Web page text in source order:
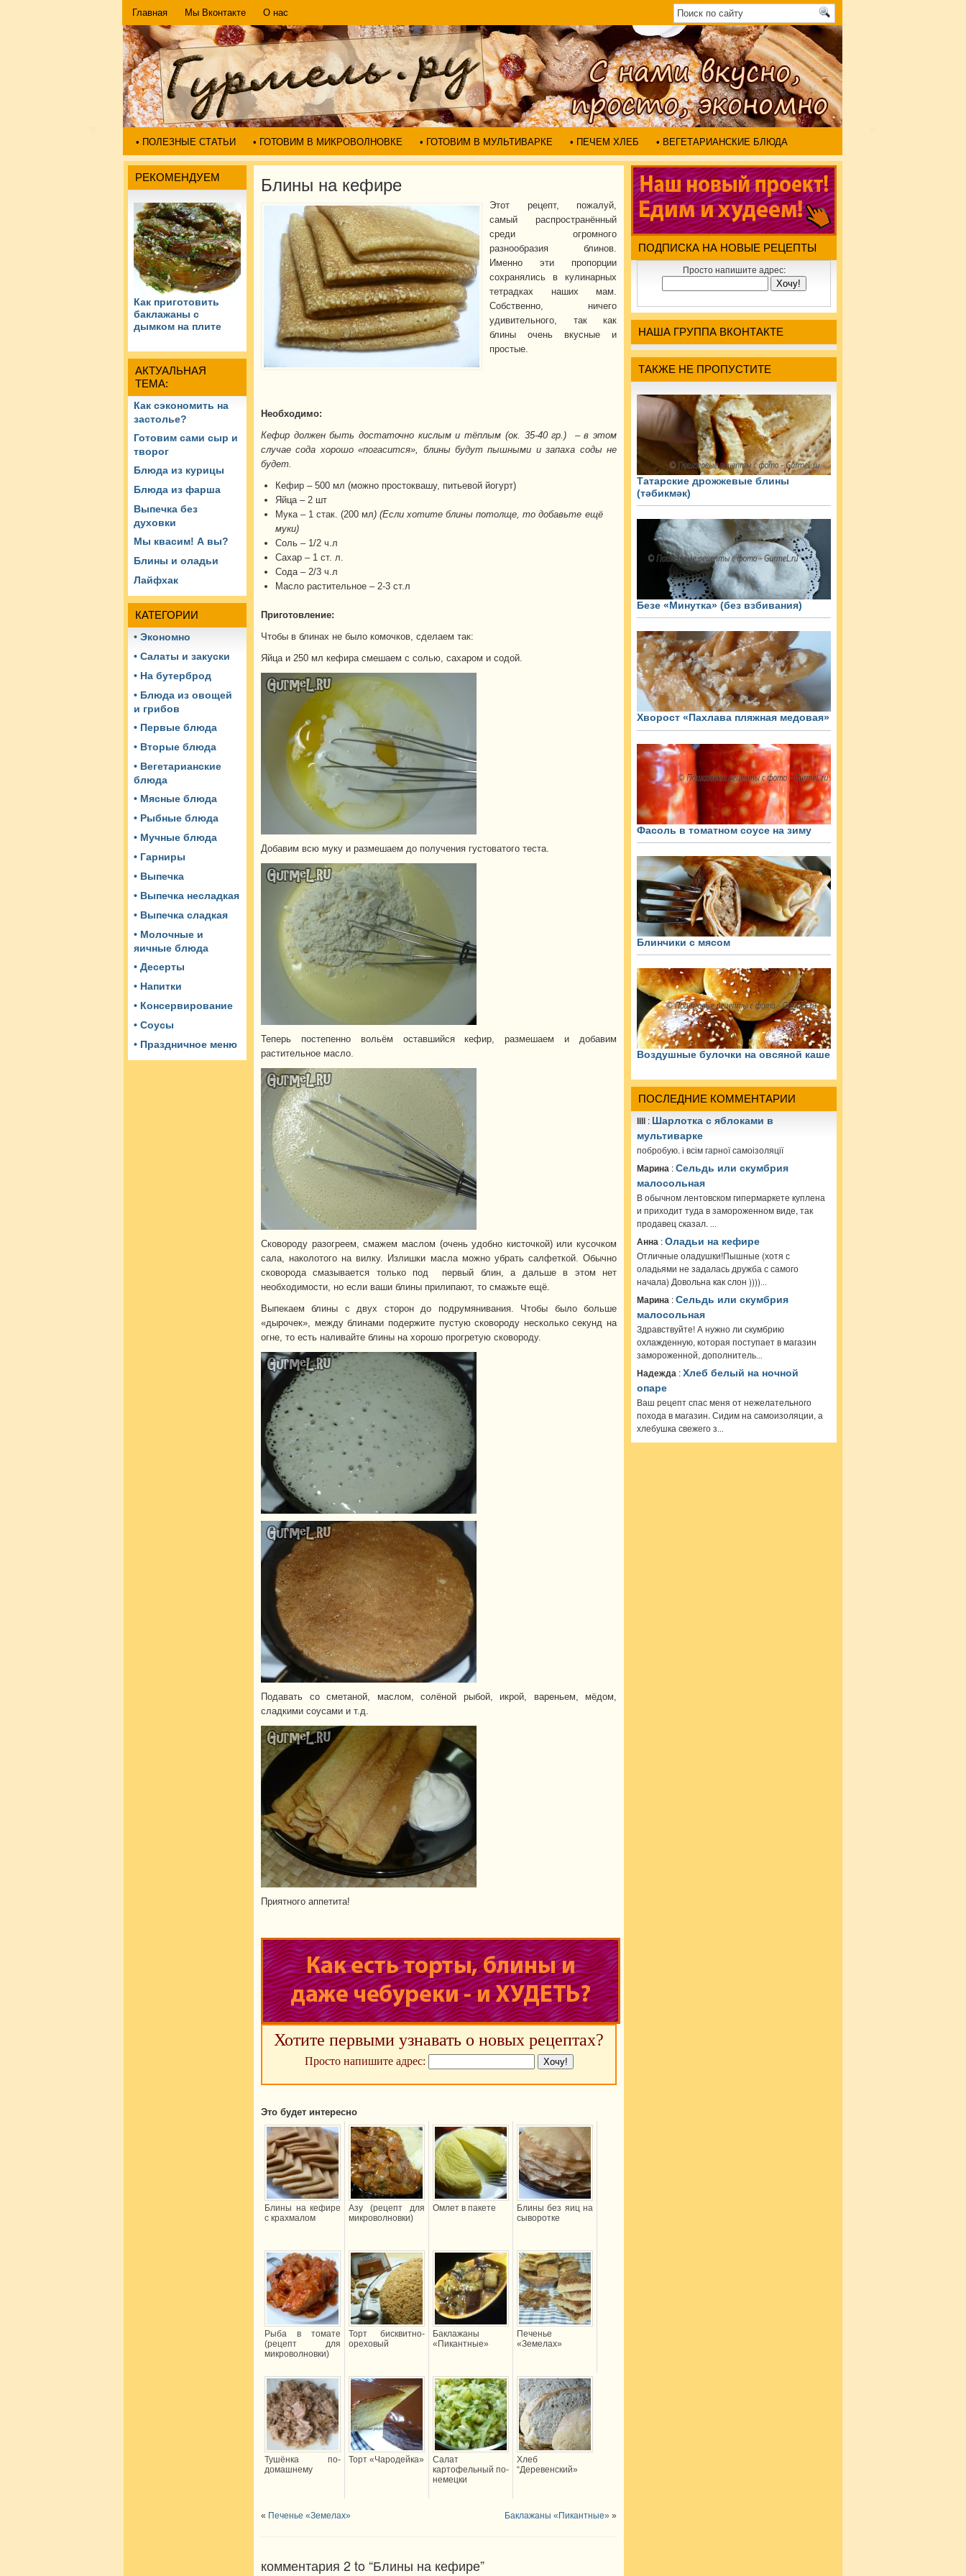
Главная Мы Вконтакте О нас
• ПОЛЕЗНЫЕ СТАТЬИ • ГОТОВИМ В МИКРОВОЛНОВКЕ • ГОТОВИМ В МУЛЬТИВАРКЕ • ПЕЧЕМ ХЛЕБ • ВЕГЕТАРИАНСКИЕ БЛЮДА
РЕКОМЕНДУЕМ
Как приготовить
баклажаны с
дымком на плите
АКТУАЛЬНАЯ
ТЕМА:
Как сэкономить на
застолье?
Готовим сами сыр и
творог
Блюда из курицы
Блюда из фарша
Выпечка без
духовки
Мы квасим! А вы?
Блины и оладьи
Лайфхак
КАТЕГОРИИ
• Экономно
• Салаты и закуски
• На бутерброд
• Блюда из овощей
и грибов
• Первые блюда
• Вторые блюда
• Вегетарианские
блюда
• Мясные блюда
• Рыбные блюда
• Мучные блюда
• Гарниры
• Выпечка
• Выпечка несладкая
• Выпечка сладкая
• Молочные и
яичные блюда
• Десерты
• Напитки
• Консервирование
• Соусы
• Праздничное меню
Блины на кефире
Этот рецепт, пожалуй,
самый распространённый
среди огромного
разнообразия блинов.
Именно эти пропорции
сохранялись в кулинарных
тетрадках наших мам.
Собственно, ничего
удивительного, так как
блины очень вкусные и
простые.
Необходимо:
Кефир должен быть достаточно кислым и тёплым (ок. 35-40 гр.) – в этом
случае сода хорошо «погасится», блины будут пышными и запаха соды не
будет.
Кефир – 500 мл (можно простоквашу, питьевой йогурт)
Яйца – 2 шт
Мука – 1 стак. (200 мл) (Если хотите блины потолще, то добавьте ещё
муки)
Соль – 1/2 ч.л
Сахар – 1 ст. л.
Сода – 2/3 ч.л
Масло растительное – 2-3 ст.л
Приготовление:
Чтобы в блинах не было комочков, сделаем так:
Яйца и 250 мл кефира смешаем с солью, сахаром и содой.
Добавим всю муку и размешаем до получения густоватого теста.
Теперь постепенно вольём оставшийся кефир, размешаем и добавим
растительное масло.
Сковороду разогреем, смажем маслом (очень удобно кисточкой) или кусочком
сала, наколотого на вилку. Излишки масла можно убрать салфеткой. Обычно
сковорода смазывается только под первый блин, а дальше в этом нет
необходимости, но если ваши блины прилипают, то смажьте ещё.
Выпекаем блины с двух сторон до подрумянивания. Чтобы было больше
«дырочек», между блинами подержите пустую сковороду несколько секунд на
огне, то есть наливайте блины на хорошо прогретую сковороду.
Подавать со сметаной, маслом, солёной рыбой, икрой, вареньем, мёдом,
сладкими соусами и т.д.
Приятного аппетита!
Хотите первыми узнавать о новых рецептах?
Просто напишите адрес:
Это будет интересно
Блины на кефире
с крахмалом
Азу (рецепт для
микроволновки)
Омлет в пакете
Блины без яиц на
сыворотке
Рыба в томате
(рецепт для
микроволновки)
Торт бисквитно-
ореховый
Баклажаны
«Пикантные»
Печенье
«Земелах»
Тушёнка по-
домашнему
Торт «Чародейка»
Салат
картофельный по-
немецки
Хлеб
“Деревенский»
« Печенье «Земелах» Баклажаны «Пикантные» »
комментария 2 to “Блины на кефире”
ПОДПИСКА НА НОВЫЕ РЕЦЕПТЫ
Просто напишите адрес:
НАША ГРУППА ВКОНТАКТЕ
ТАКЖЕ НЕ ПРОПУСТИТЕ
Татарские дрожжевые блины
(тәбикмәк)
Безе «Минутка» (без взбивания)
Хворост «Пахлава пляжная медовая»
Фасоль в томатном соусе на зиму
Блинчики с мясом
Воздушные булочки на овсяной каше
ПОСЛЕДНИЕ КОММЕНТАРИИ
lili : Шарлотка с яблоками в
мультиварке
побробую. і всім гарної самоізоляції
Марина :Сельдь или скумбрия
малосольная
В обычном лентовском гипермаркете куплена
и приходит туда в замороженном виде, так
продавец сказал. ...
Анна :Оладьи на кефире
Отличные оладушки!Пышные (хотя с
оладьями не задалась дружба с самого
начала) Довольна как слон ))))...
Марина :Сельдь или скумбрия
малосольная
Здравствуйте! А нужно ли скумбрию
охлажденную, которая поступает в магазин
замороженной, дополнитель...
Надежда :Хлеб белый на ночной
опаре
Ваш рецепт спас меня от нежелательного
похода в магазин. Сидим на самоизоляции, а
хлебушка свежего з...